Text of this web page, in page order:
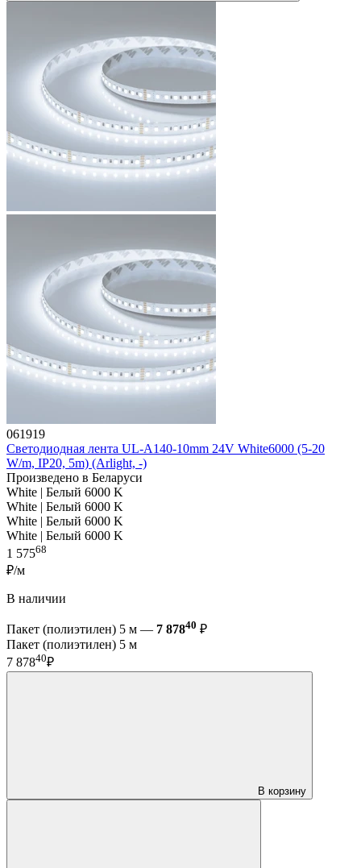
061919
Светодиодная лента UL-A140-10mm 24V White6000 (5-20
W/m, IP20, 5m) (Arlight, -)
Произведено в Беларуси
White | Белый 6000 K
White | Белый 6000 K
White | Белый 6000 K
White | Белый 6000 K
1 57568
₽/м
В наличии
Пакет (полиэтилен) 5 м — 7 87840 ₽
Пакет (полиэтилен) 5 м
7 87840₽
В корзину